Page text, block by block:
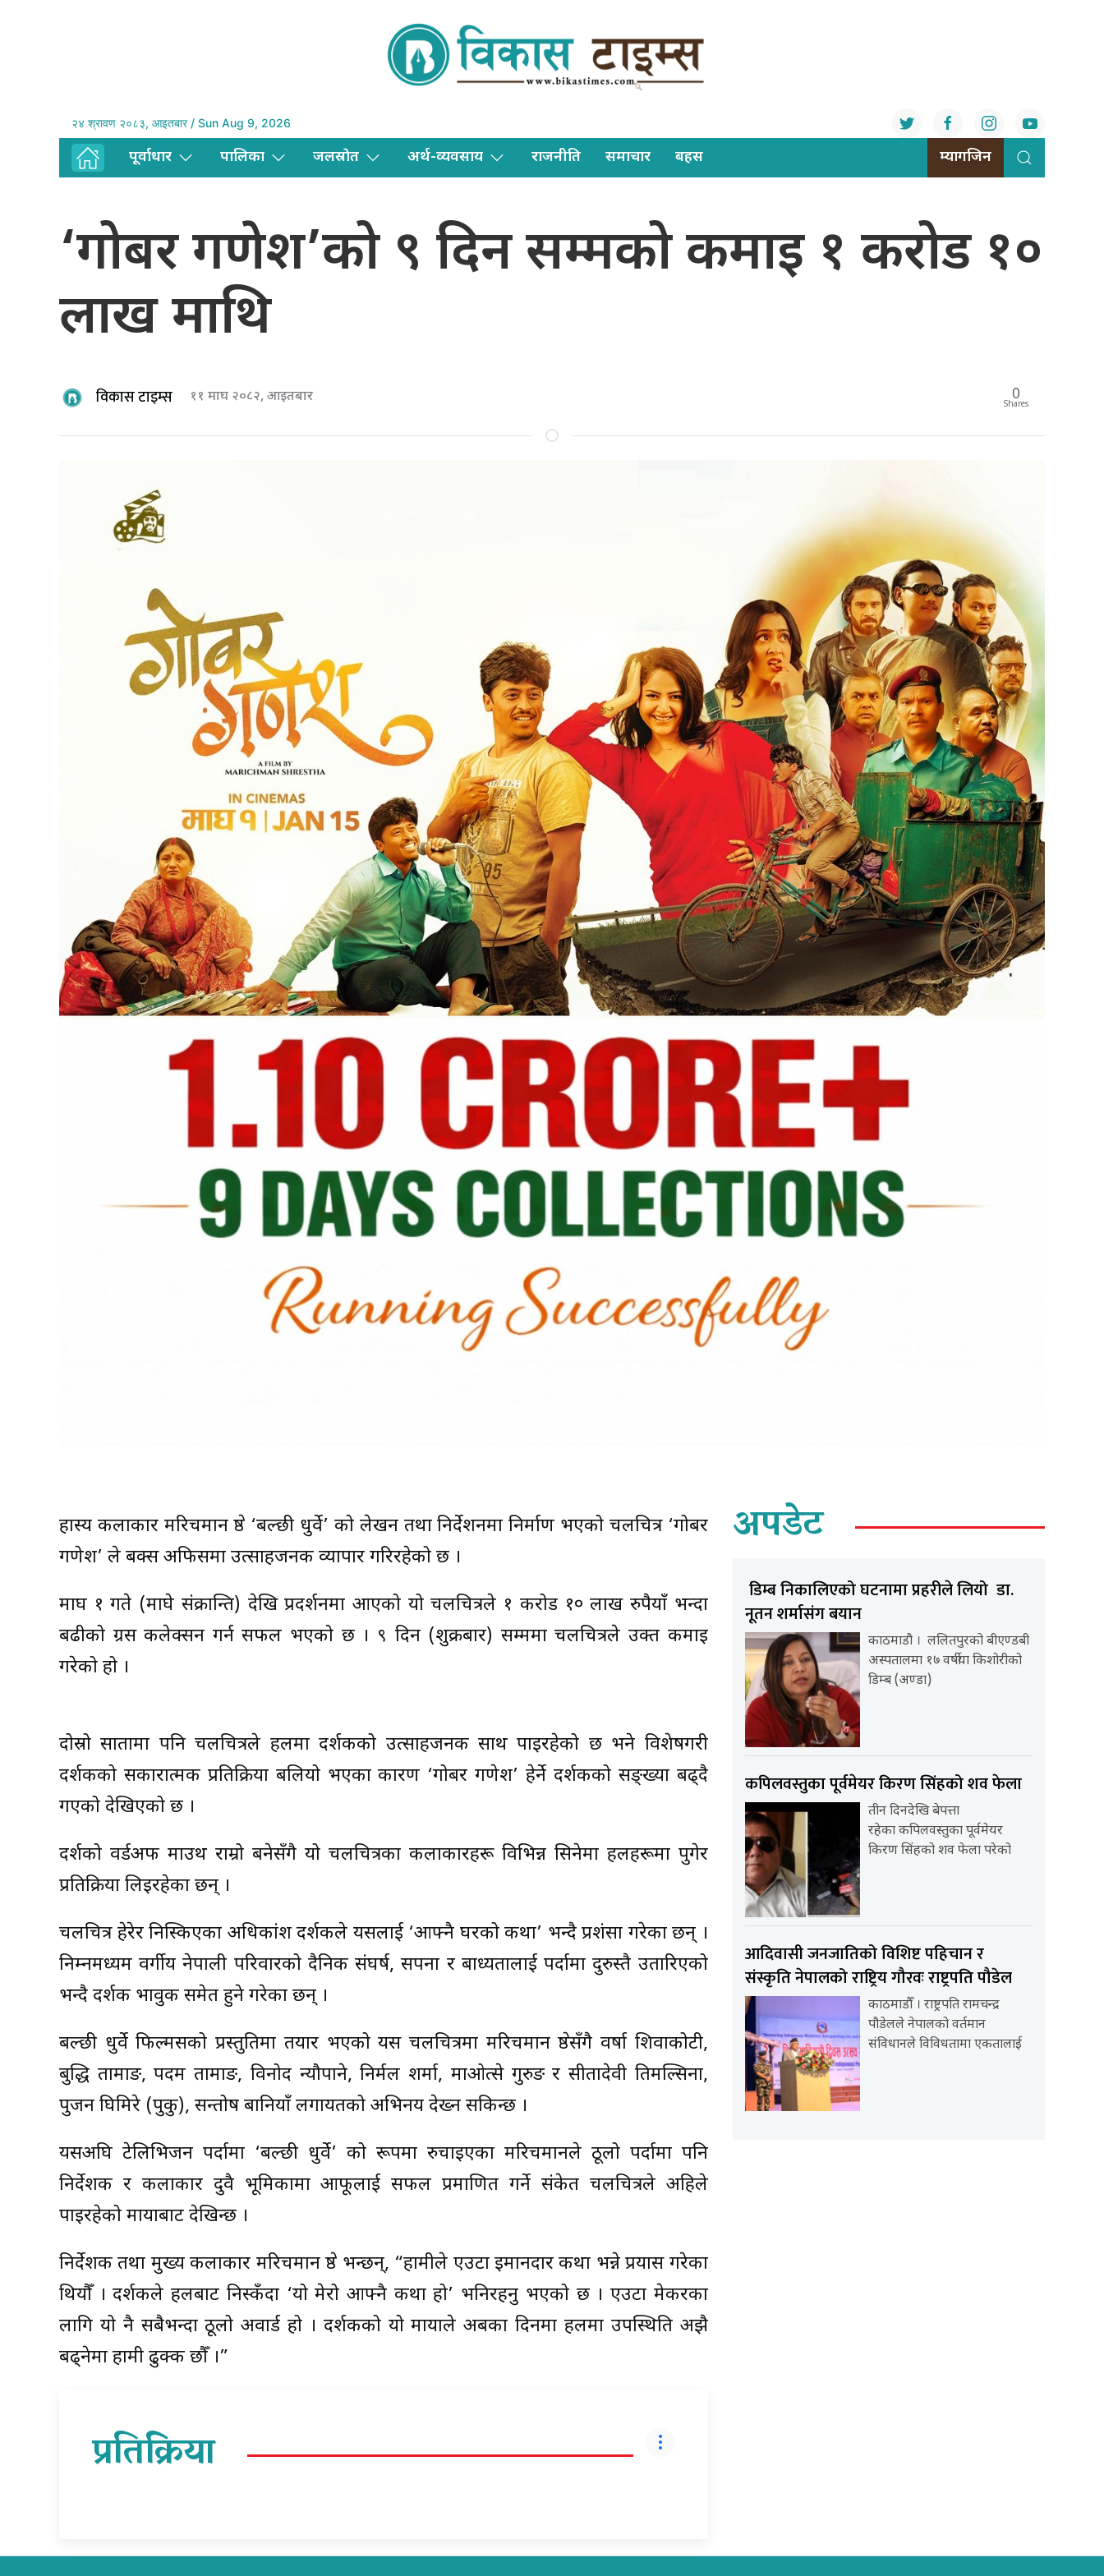
२४ श्रावण २०८३, आइतबार / Sun Aug 9, 2026
पूर्वाधार पालिका जलस्राेत अर्थ-व्यवसाय राजनीति समाचार बहस म्यागजिन
‘गोबर गणेश’को ९ दिन सम्मको कमाइ १ करोड १०
लाख माथि
विकास टाइम्स ११ माघ २०८२, आइतबार 0
Shares
हास्य कलाकार मरिचमान श्रेष्ठ ‘बल्छी धुर्वे’ को लेखन तथा निर्देशनमा निर्माण भएको चलचित्र ‘गोबर
गणेश’ ले बक्स अफिसमा उत्साहजनक व्यापार गरिरहेको छ ।
माघ १ गते (माघे संक्रान्ति) देखि प्रदर्शनमा आएको यो चलचित्रले १ करोड १० लाख रुपैयाँ भन्दा
बढीको ग्रस कलेक्सन गर्न सफल भएको छ । ९ दिन (शुक्रबार) सम्ममा चलचित्रले उक्त कमाइ
गरेको हो ।
दोस्रो सातामा पनि चलचित्रले हलमा दर्शकको उत्साहजनक साथ पाइरहेको छ भने विशेषगरी
दर्शकको सकारात्मक प्रतिक्रिया बलियो भएका कारण ‘गोबर गणेश’ हेर्ने दर्शकको सङ्ख्या बढ्दै
गएको देखिएको छ ।
दर्शको वर्डअफ माउथ राम्रो बनेसँगै यो चलचित्रका कलाकारहरू विभिन्न सिनेमा हलहरूमा पुगेर
प्रतिक्रिया लिइरहेका छन् ।
चलचित्र हेरेर निस्किएका अधिकांश दर्शकले यसलाई ‘आफ्नै घरको कथा’ भन्दै प्रशंसा गरेका छन् ।
निम्नमध्यम वर्गीय नेपाली परिवारको दैनिक संघर्ष, सपना र बाध्यतालाई पर्दामा दुरुस्तै उतारिएको
भन्दै दर्शक भावुक समेत हुने गरेका छन् ।
बल्छी धुर्वे फिल्मसको प्रस्तुतिमा तयार भएको यस चलचित्रमा मरिचमान श्रेष्ठसँगै वर्षा शिवाकोटी,
बुद्धि तामाङ, पदम तामाङ, विनोद न्यौपाने, निर्मल शर्मा, माओत्से गुरुङ र सीतादेवी तिमल्सिना,
पुजन घिमिरे (पुकु), सन्तोष बानियाँ लगायतको अभिनय देख्न सकिन्छ ।
यसअघि टेलिभिजन पर्दामा ‘बल्छी धुर्वे’ को रूपमा रुचाइएका मरिचमानले ठूलो पर्दामा पनि
निर्देशक र कलाकार दुवै भूमिकामा आफूलाई सफल प्रमाणित गर्ने संकेत चलचित्रले अहिले
पाइरहेको मायाबाट देखिन्छ ।
निर्देशक तथा मुख्य कलाकार मरिचमान श्रेष्ठ भन्छन्, “हामीले एउटा इमानदार कथा भन्ने प्रयास गरेका
थियौँ । दर्शकले हलबाट निस्कँदा ‘यो मेरो आफ्नै कथा हो’ भनिरहनु भएको छ । एउटा मेकरका
लागि यो नै सबैभन्दा ठूलो अवार्ड हो । दर्शकको यो मायाले अबका दिनमा हलमा उपस्थिति अझै
बढ्नेमा हामी ढुक्क छौँ ।”
प्रतिक्रिया
अपडेट
डिम्ब निकालिएको घटनामा प्रहरीले लियो डा.
नूतन शर्मासंग बयान
काठमाडौ । ललितपुरको बीएण्डबी
अस्पतालमा १७ वर्षीया किशोरीको
डिम्ब (अण्डा)
कपिलवस्तुका पूर्वमेयर किरण सिंहको शव फेला
तीन दिनदेखि बेपत्ता
रहेका कपिलवस्तुका पूर्वमेयर
किरण सिंहको शव फेला परेको
आदिवासी जनजातिको विशिष्ट पहिचान र
संस्कृति नेपालको राष्ट्रिय गौरवः राष्ट्रपति पौडेल
काठमाडौँ । राष्ट्रपति रामचन्द्र
पौडेलले नेपालको वर्तमान
संविधानले विविधतामा एकतालाई